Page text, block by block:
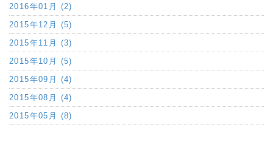
2016年01月 (2)
2015年12月 (5)
2015年11月 (3)
2015年10月 (5)
2015年09月 (4)
2015年08月 (4)
2015年05月 (8)